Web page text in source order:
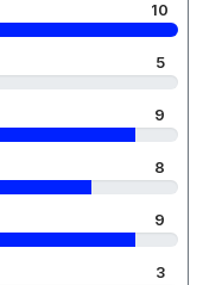
10
5
9
8
9
3